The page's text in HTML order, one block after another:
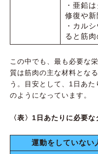
・亜鉛
修復や新
・カル
ると筋
この中でも、最も必要な
質は筋肉の主な材料とな
う。目安として、1日あ
のようになっています。
〈表〉1日あたりに必要
運動をしていない